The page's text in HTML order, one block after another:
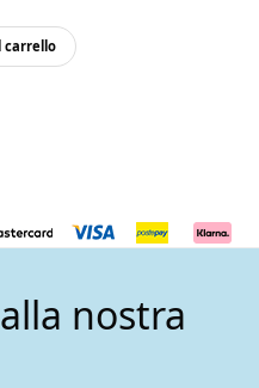
carrello
nostra